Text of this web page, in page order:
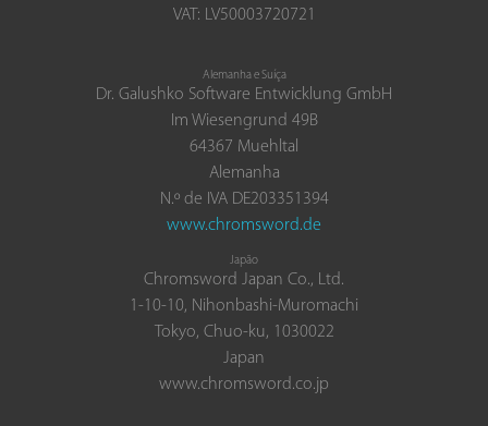
VAT: LV50003720721
Alemanha e Suíça
Dr. Galushko Software Entwicklung GmbH
Im Wiesengrund 49B
64367 Muehltal
Alemanha
N.º de IVA DE203351394
www.chromsword.de
Japão
Chromsword Japan Co., Ltd.
1-10-10, Nihonbashi-Muromachi
Tokyo, Chuo-ku, 1030022
Japan
www.chromsword.co.jp